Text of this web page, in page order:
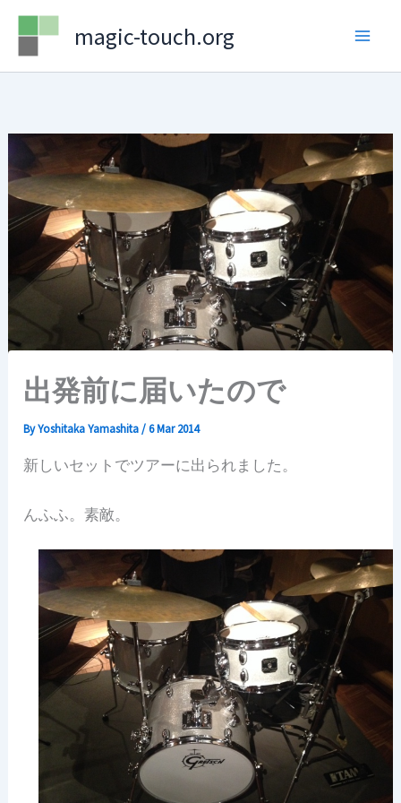
Skip
content
magic-touch.org
出発前に届いたので
ByYoshitaka Yamashita/6 Mar 2014
新しいセットでツアーに出られました。
んふふ。素敵。